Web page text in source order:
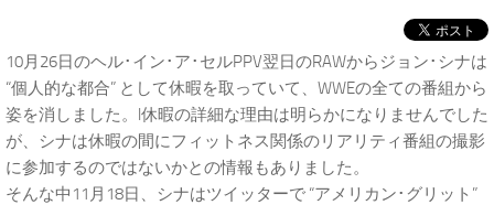
10月26日のヘル･イン･ア･セルPPV翌日のRAWからジョン･シナは
“個人的な都合” として休暇を取っていて、WWEの全ての番組から
姿を消しました。l休暇の詳細な理由は明らかになりませんでした
が、シナは休暇の間にフィットネス関係のリアリティ番組の撮影
に参加するのではないかとの情報もありました。
そんな中11月18日、シナはツイッターで “アメリカン･グリット”